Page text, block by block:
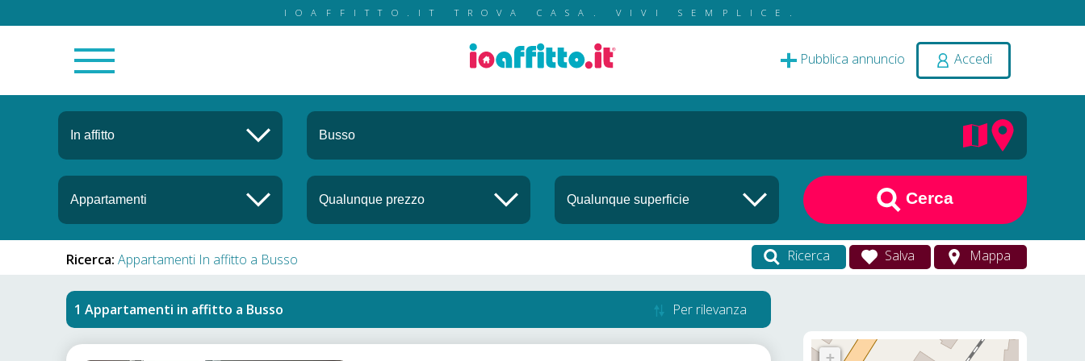
IOAFFITTO.IT TROVA CASA. VIVI SEMPLICE.
Pubblica annuncio Accedi
Cerca
Ricerca: Appartamenti In affitto a Busso Ricerca Salva Mappa
Appartamenti in affitto a Busso Per rilevanza
+